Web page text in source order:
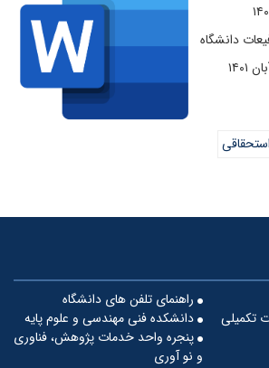
دانشگاه
استحقاقی
راهنمای تلفن های دانشگاه
دانشکده فنی مهندسی و علوم پایه
تکمیلی
پنجره واحد خدمات پژوهش، فناوری
و نو آوری